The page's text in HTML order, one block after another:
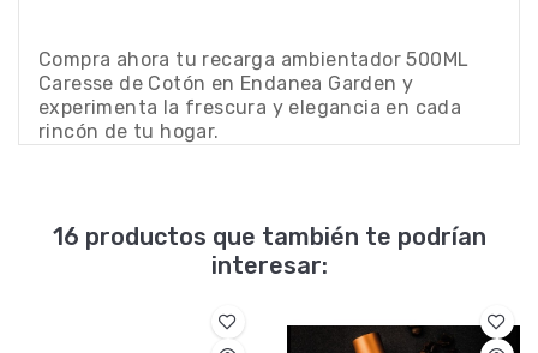
Compra ahora tu recarga ambientador 500ML
Caresse de Cotón en Endanea Garden y
experimenta la frescura y elegancia en cada
rincón de tu hogar.
16 productos que también te podrían
interesar: